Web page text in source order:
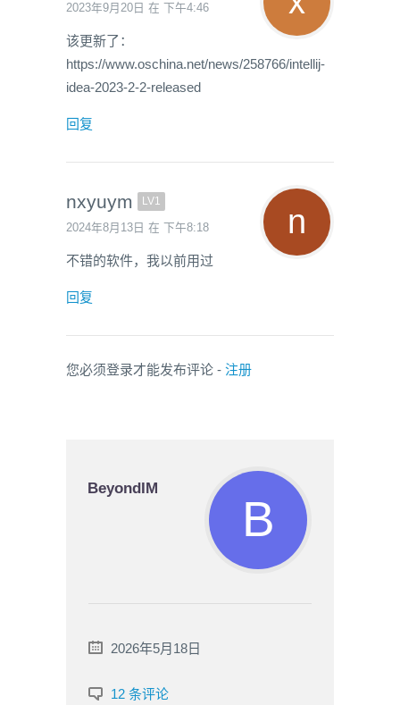
2023年9月20日 在 下午4:46
该更新了：
https://www.oschina.net/news/258766/intellij-
idea-2023-2-2-released
回复
nxyuym LV1
2024年8月13日 在 下午8:18
不错的软件，我以前用过
回复
您必须登录才能发布评论 - 注册
BeyondIM
2026年5月18日
12 条评论